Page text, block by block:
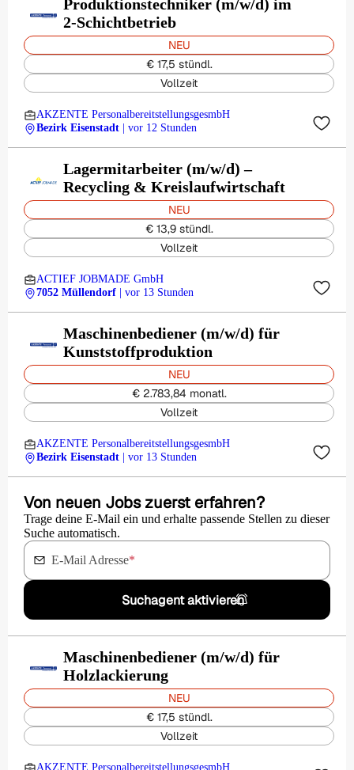
Produktionstechniker (m/w/d) im
2-Schichtbetrieb
NEU
€ 17,5 stündl.
Vollzeit
AKZENTE PersonalbereitstellungsgesmbH
Bezirk Eisenstadt
| vor 12 Stunden
Lagermitarbeiter (m/w/d) –
Recycling & Kreislaufwirtschaft
NEU
€ 13,9 stündl.
Vollzeit
ACTIEF JOBMADE GmbH
7052 Müllendorf
| vor 13 Stunden
Maschinenbediener (m/w/d) für
Kunststoffproduktion
NEU
€ 2.783,84 monatl.
Vollzeit
AKZENTE PersonalbereitstellungsgesmbH
Bezirk Eisenstadt
| vor 13 Stunden
Von neuen Jobs zuerst erfahren?
Trage deine E-Mail ein und erhalte passende Stellen zu dieser
Suche automatisch.
E-Mail Adresse*
Suchagent aktivieren
Maschinenbediener (m/w/d) für
Holzlackierung
NEU
€ 17,5 stündl.
Vollzeit
AKZENTE PersonalbereitstellungsgesmbH